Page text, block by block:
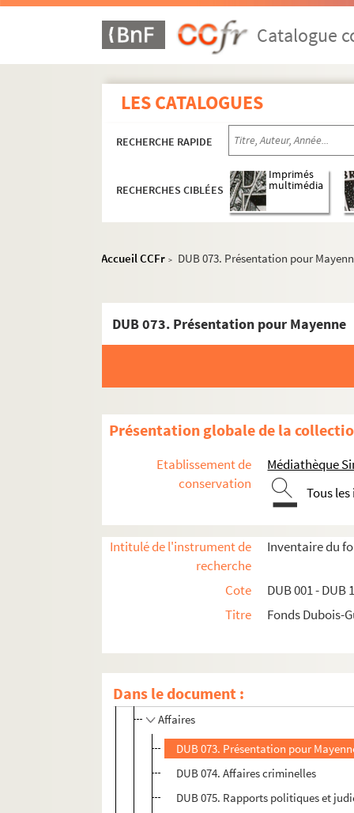
Catalogue
LES CATALOGUES
RECHERCHE RAPIDE
RECHERCHES CIBLÉES
Imprimés
multimédia
Accueil CCFr > DUB 073. Présentation pour
DUB 073. Présentation pour Mayenne
Présentation globale de la
Etablissement de
conservation
Médiathèque
Tous
Intitulé de l'instrument de
recherche
Inventaire du
Cote
DUB 001 - DUB
Titre
Fonds Dubois-
Dans le document :
DUB 001. Jean Dominique Dubois-Guchan
Étienne-Prosper Dubois-Guchan
Traductions d'auteurs grecs et romains
L'Esprit de mon temps
Notes, études et recherches
DUB 071. Tenue des registres d'Etat-civil
DUB 072. Discours : "De l'équité
Affaires
DUB 073. Présentation pour
DUB 074. Affaires criminelles
DUB 075. Rapports politiques et